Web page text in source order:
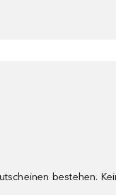
bestehen.